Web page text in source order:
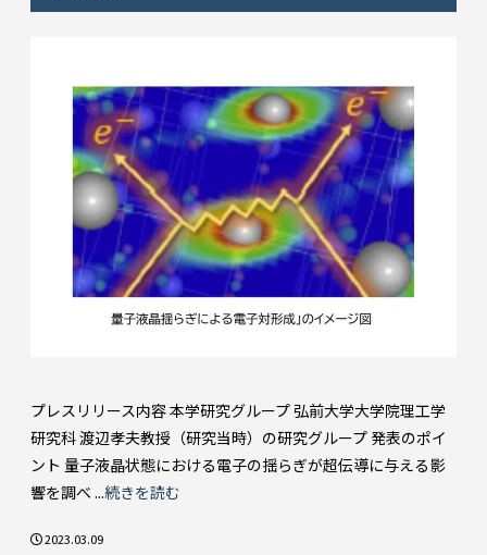
プレスリリース内容 本学研究グループ 弘前大学大学院理工学
研究科 渡辺孝夫教授（研究当時）の研究グループ 発表のポイ
ント 量子液晶状態における電子の揺らぎが超伝導に与える影
響を調べ ...続きを読む
2023.03.09